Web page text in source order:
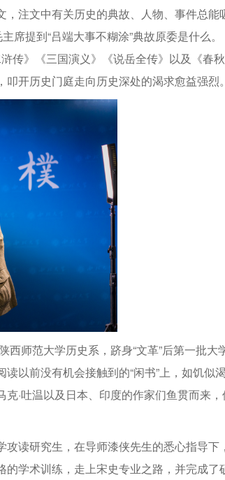
注文中有关历史的典故、人物、事件总能
席提到“吕端大事不糊涂”典故原委是什么。
传》《三国演义》《说岳全传》以及《春秋
开历史门庭走向历史深处的渴求愈益强烈。
师范大学历史系，跻身“文革”后第一批大
以前没有机会接触到的“闲书”上，如饥似渴
·吐温以及日本、印度的作家们鱼贯而来
读研究生，在导师漆侠先生的悉心指导下，
学术训练，走上宋史专业之路，并完成了